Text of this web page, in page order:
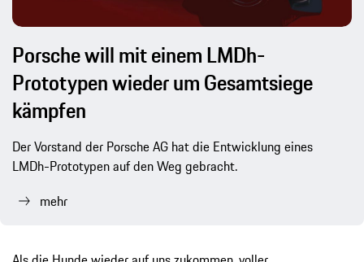
Porsche will mit einem LMDh-
Prototypen wieder um Gesamtsiege
kämpfen
Der Vorstand der Porsche AG hat die Entwicklung eines
LMDh-Prototypen auf den Weg gebracht.
mehr